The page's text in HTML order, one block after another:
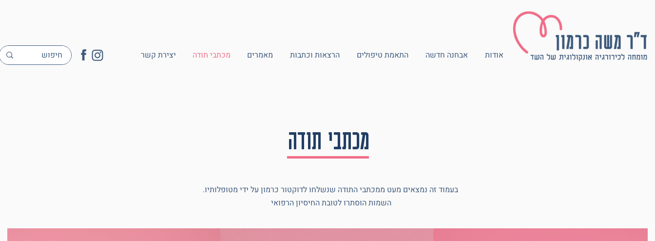
אודות אבחנה חדשה התאמת טיפולים הרצאות וכתבות מאמרים מכתבי תודה יצירת קשר
מכתבי תודה
בעמוד זה נמצאים מעט ממכתבי התודה שנשלחו לדוקטור כרמון על ידי מטופלותיו.
השמות הוסתרו לטובת החיסיון הרפואי